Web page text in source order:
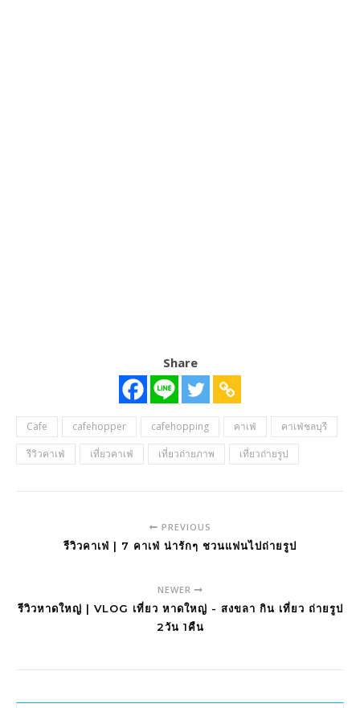
Share
Cafe cafehopper cafehopping คาเฟ่
คาเฟ่ชลบุรี
รีวิวคาเฟ่
เที่ยวคาเฟ่ เที่ยวถ่ายภาพ เที่ยวถ่ายรูป
PREVIOUS
รีวิวคาเฟ่ | 7 คาเฟ่ น่ารักๆ ชวนแฟนไปถ่ายรูป
NEWER
รีวิวหาดใหญ่ | VLOG เที่ยว หาดใหญ่ - สงขลา กิน เที่ยว ถ่ายรูป
2วัน 1คืน